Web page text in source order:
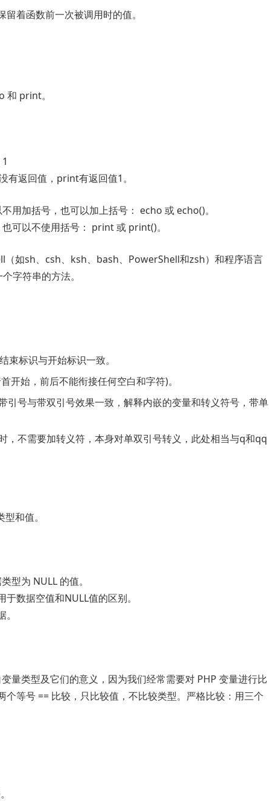
着函数前一次被调用时的值。
和 print。
返回值，print有返回值1。
用加括号，也可以加上括号： echo 或 echo()。
可以不使用括号： print 或 print()。
（如sh、csh、ksh、bash、PowerShell和zsh）和程序语言
字符串的方法。
束标识与开始标识一致。
开始，前后不能衔接任何空白和字符)。
引号与带双引号效果一致，解释内嵌的变量和转义符号，带单
，不需要加转义符，本身对单双引号转义，此处相当与q和qq
和值。
型为 NULL 的值。
数据空值和NULL值的区别。
量类型及它们的意义，因为我们经常需要对 PHP 变量进行比
等号 == 比较，只比较值，不比较类型。严格比较：用三个